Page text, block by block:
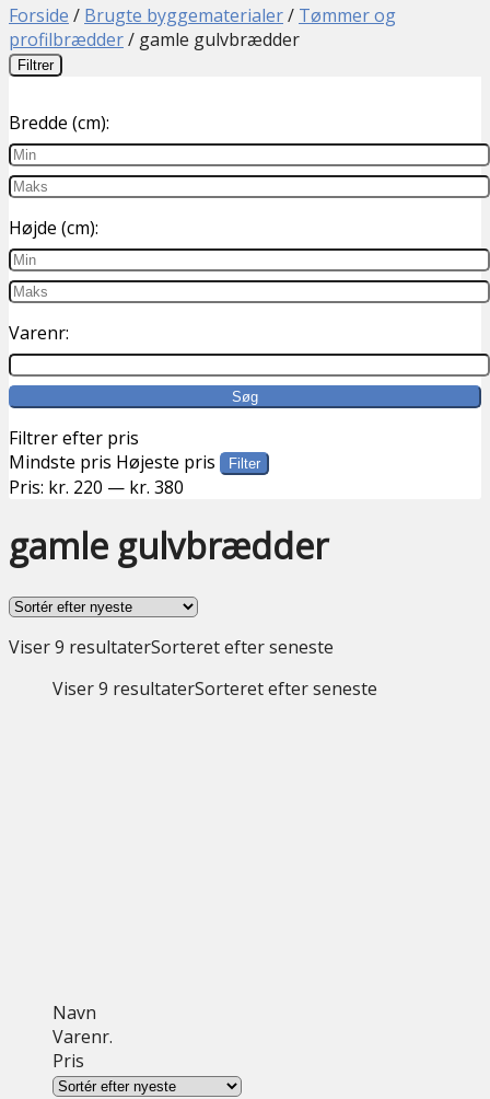
Forside / Brugte byggematerialer/ Tømmer og
profilbrædder/ gamle gulvbrædder
Filtrer
Bredde (cm):
Højde (cm):
Varenr:
Filtrer efter pris
Mindste pris Højeste pris Filter
Pris: kr. 220 — kr. 380
gamle gulvbrædder
Viser 9 resultaterSorteret efter seneste
Viser 9 resultaterSorteret efter seneste
Navn
Varenr.
Pris